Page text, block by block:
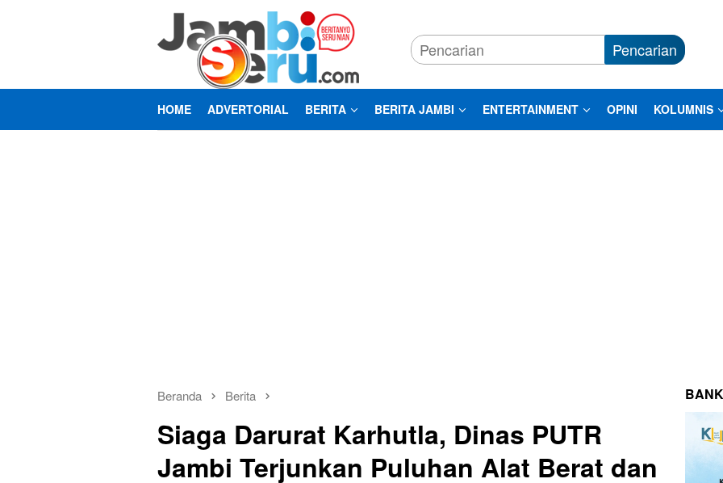
Pencarian
HOME ADVERTORIAL BERITA BERITA JAMBI ENTERTAINMENT OPINI KOLUMNIS
Beranda Berita
Siaga Darurat Karhutla, Dinas PUTR
Jambi Terjunkan Puluhan Alat Berat dan